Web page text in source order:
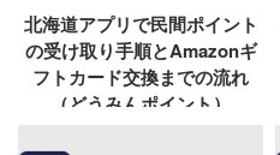
北海道アプリで民間ポイント
の受け取り手順とAmazonギ
フトカード交換までの流れ
（どうみんポイント）